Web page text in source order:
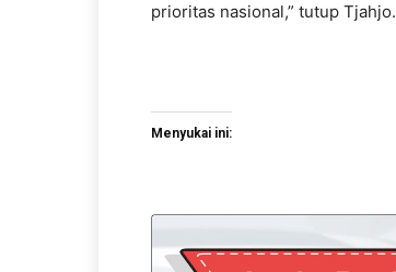
prioritas nasional,” tutup Tjahjo.
Menyukai ini: